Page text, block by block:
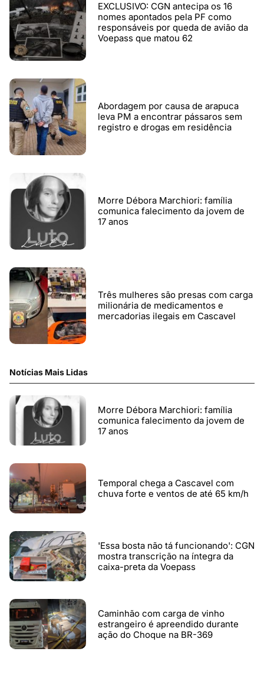
EXCLUSIVO: CGN antecipa os 16
nomes apontados pela PF como
responsáveis por queda de avião da
Voepass que matou 62
Abordagem por causa de arapuca
leva PM a encontrar pássaros sem
registro e drogas em residência
Morre Débora Marchiori: família
comunica falecimento da jovem de
17 anos
Três mulheres são presas com carga
milionária de medicamentos e
mercadorias ilegais em Cascavel
Notícias Mais Lidas
Morre Débora Marchiori: família
comunica falecimento da jovem de
17 anos
Temporal chega a Cascavel com
chuva forte e ventos de até 65 km/h
'Essa bosta não tá funcionando': CGN
mostra transcrição na íntegra da
caixa-preta da Voepass
Caminhão com carga de vinho
estrangeiro é apreendido durante
ação do Choque na BR-369